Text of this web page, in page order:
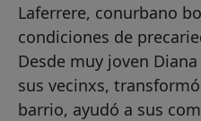
Laferrere, conurbano
condiciones de
Desde muy joven
sus vecinxs,
barrio, ayudó a sus